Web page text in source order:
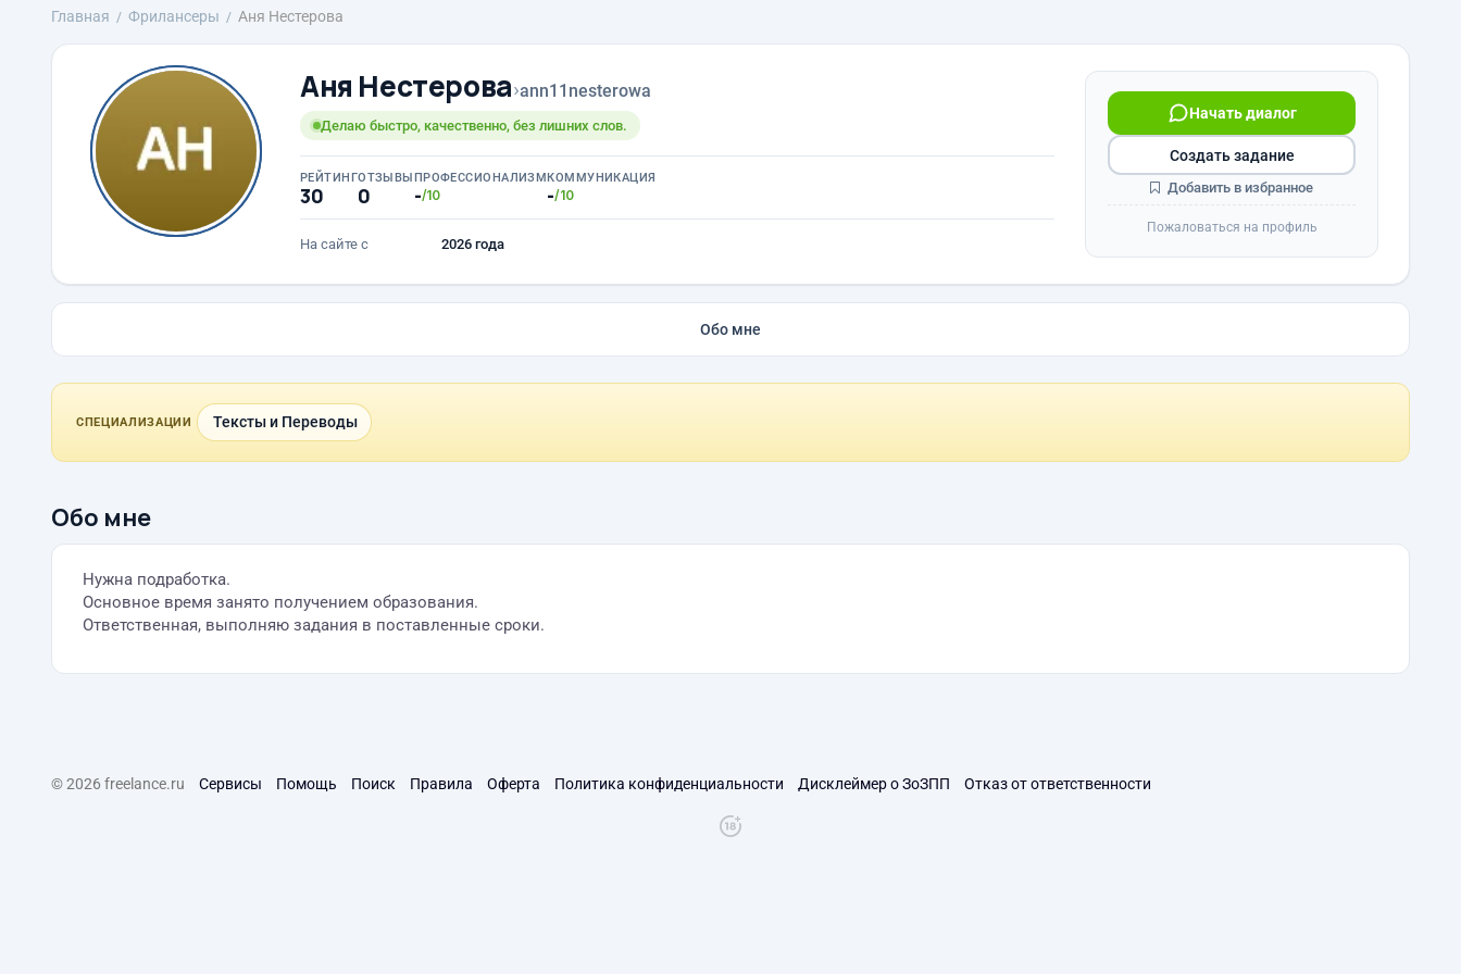
Главная Фрилансеры Аня Нестерова
Аня Нестерова›ann11nesterowa
Делаю быстро, качественно, без лишних слов.
РЕЙТИНГ
30
ОТЗЫВЫ
0
ПРОФЕССИОНАЛИЗМ
-/10
КОММУНИКАЦИЯ
-/10
На сайте с 2026 года
Начать диалог
Создать задание
Добавить в избранное
Пожаловаться на профиль
Обо мне
СПЕЦИАЛИЗАЦИИ Тексты и Переводы
Обо мне
Нужна подработка.
Основное время занято получением образования.
Ответственная, выполняю задания в поставленные сроки.
© 2026 freelance.ru Сервисы Помощь Поиск Правила Оферта Политика конфиденциальности Дисклеймер о ЗоЗПП Отказ от ответственности